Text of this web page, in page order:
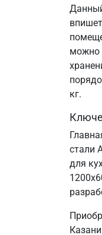
можно
кг.
стали
для